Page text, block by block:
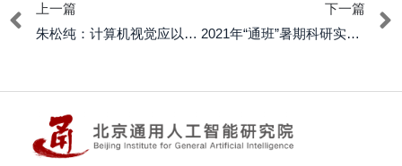
上一篇
朱松纯：计算机视觉应以大任务为导向
下一篇
2021年“通班”暑期科研实训活动圆满结束